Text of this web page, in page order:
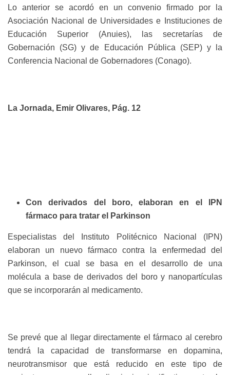
Lo anterior se acordó en un convenio firmado por la
Asociación Nacional de Universidades e Instituciones de
Educación Superior (Anuies), las secretarías de
Gobernación (SG) y de Educación Pública (SEP) y la
Conferencia Nacional de Gobernadores (Conago).
La Jornada, Emir Olivares, Pág. 12
Con derivados del boro, elaboran en el IPN
fármaco para tratar el Parkinson
Especialistas del Instituto Politécnico Nacional (IPN)
elaboran un nuevo fármaco contra la enfermedad del
Parkinson, el cual se basa en el desarrollo de una
molécula a base de derivados del boro y nanopartículas
que se incorporarán al medicamento.
Se prevé que al llegar directamente el fármaco al cerebro
tendrá la capacidad de transformarse en dopamina,
neurotransmisor que está reducido en este tipo de